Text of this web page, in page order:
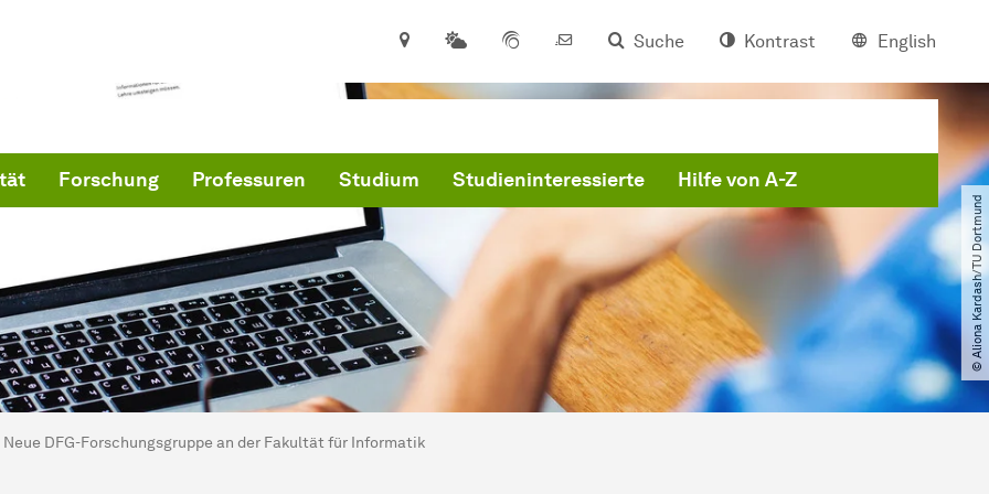
Suche Kontrast English
Forschung Professuren Studium Studieninteressierte Hilfe von A-Z
© Aliona Kardash​/​TU Dortmund
hier:
für Informatik
Neue DFG-Forschungsgruppe an der Fakultät für Informatik